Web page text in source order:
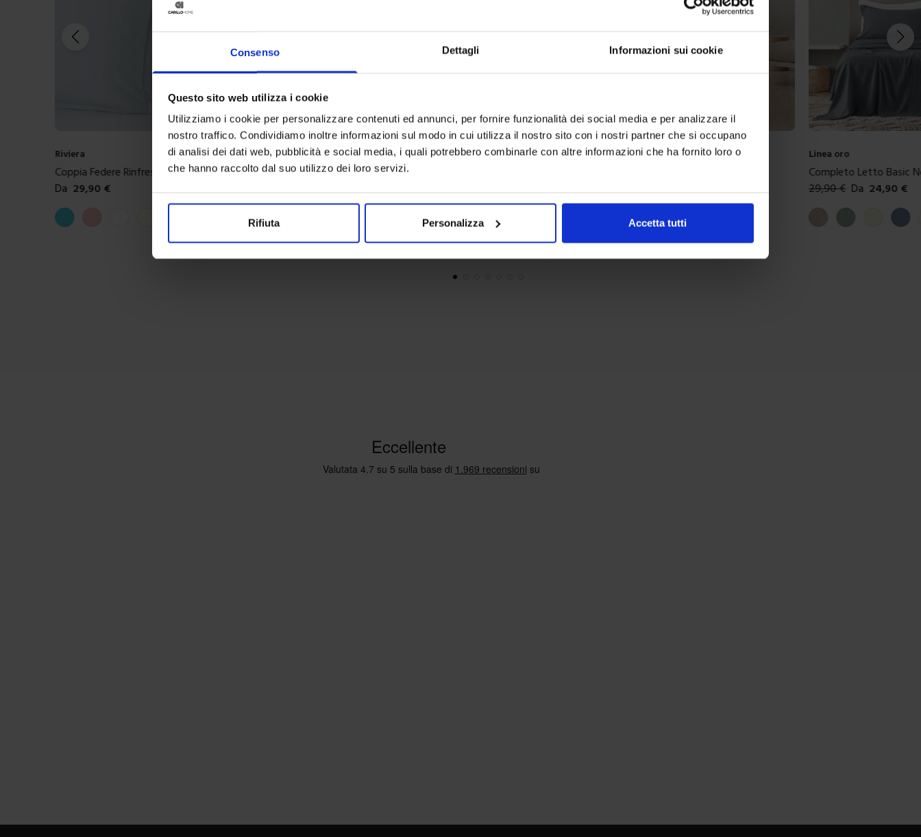
Consenso Dettagli Informazioni sui cookie
Questo sito web utilizza i cookie
Utilizziamo i cookie per personalizzare contenuti ed annunci, per fornire funzionalità dei social media e per analizzare il
nostro traffico. Condividiamo inoltre informazioni sul modo in cui utilizza il nostro sito con i nostri partner che si occupano
di analisi dei dati web, pubblicità e social media, i quali potrebbero combinarle con altre informazioni che ha fornito loro o
che hanno raccolto dal suo utilizzo dei loro servizi.
Rifiuta Personalizza Accetta tutti
Riviera
Coppia Federe Rinfrescante BeCool®
Da 29,90 €
Colori disponibili
Azzurro
Riviera
Lenzuolo Sotto Con Angoli Rinfrescante BeCool®
Colori disponibili
Linea oro
Colori disponibili
Linea oro
Completo Letto Basic
29,90€ Da 24,90 €
Colori disponibili
TortoraVerde salvia
SabbiaCarta